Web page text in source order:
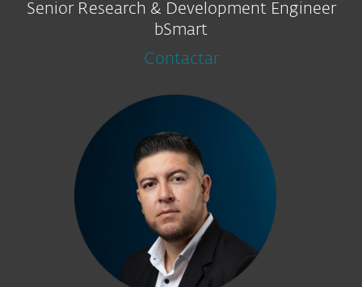
Senior Research & Development Engineer
bSmart
Contactar